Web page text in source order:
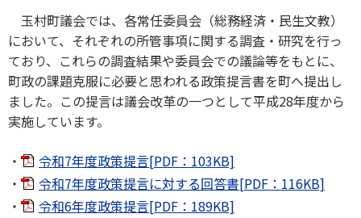
玉村町議会では、各常任委員会（総務経済・民生文教）
において、それぞれの所管事項に関する調査・研究を行っ
ており、これらの調査結果や委員会での議論等をもとに、
町政の課題克服に必要と思われる政策提言書を町へ提出し
ました。この提言は議会改革の一つとして平成28年度から
実施しています。
令和7年度政策提言[PDF：103KB]
令和7年度政策提言に対する回答書[PDF：116KB]
令和6年度政策提言[PDF：189KB]